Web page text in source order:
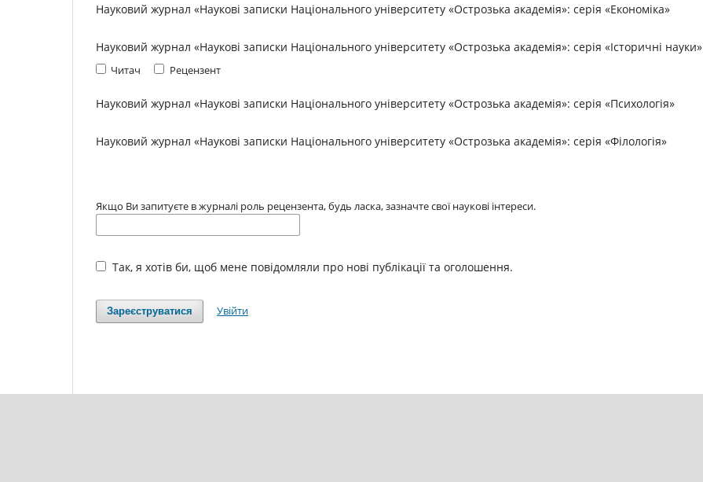
Науковий журнал «Наукові записки Національного університету «Острозька академія»: серія «Економіка»
Науковий журнал «Наукові записки Національного університету «Острозька академія»: серія «Історичні науки»
Читач Рецензент
Науковий журнал «Наукові записки Національного університету «Острозька академія»: серія «Психологія»
Науковий журнал «Наукові записки Національного університету «Острозька академія»: серія «Філологія»
Якщо Ви запитуєте в журналі роль рецензента, будь ласка, зазначте свої наукові інтереси.
Так, я хотів би, щоб мене повідомляли про нові публікації та оголошення.
Зареєструватися Увійти